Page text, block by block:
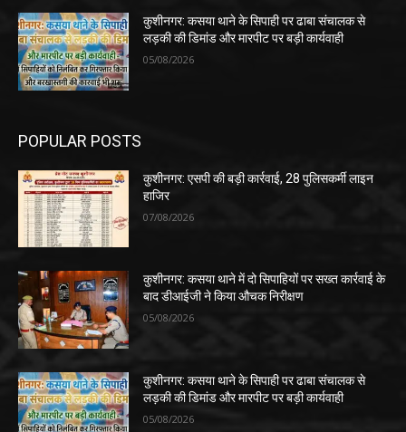
कुशीनगर: कसया थाने के सिपाही पर ढाबा संचालक से
लड़की की डिमांड और मारपीट पर बड़ी कार्यवाही
05/08/2026
POPULAR POSTS
कुशीनगर: एसपी की बड़ी कार्रवाई, 28 पुलिसकर्मी लाइन
हाजिर
07/08/2026
कुशीनगर: कसया थाने में दो सिपाहियों पर सख्त कार्रवाई के
बाद डीआईजी ने किया औचक निरीक्षण
05/08/2026
कुशीनगर: कसया थाने के सिपाही पर ढाबा संचालक से
लड़की की डिमांड और मारपीट पर बड़ी कार्यवाही
05/08/2026